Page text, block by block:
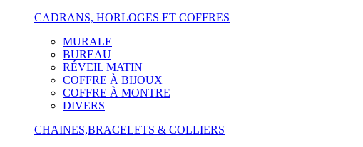
CADRANS, HORLOGES ET COFFRES
MURALE
BUREAU
RÉVEIL MATIN
COFFRE À BIJOUX
COFFRE À MONTRE
DIVERS
CHAINES,BRACELETS & COLLIERS